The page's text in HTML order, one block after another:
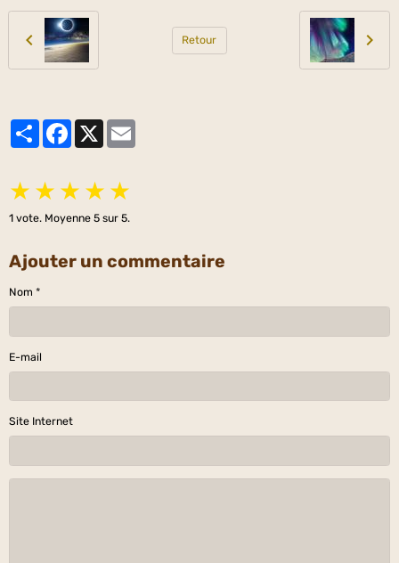
Retour
PartagerFacebook
★ ★ ★ ★ ★
1 vote. Moyenne 5 sur 5.
Ajouter un commentaire
Nom
E-mail
Site Internet